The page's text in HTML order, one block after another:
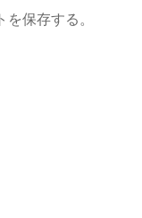
保存する。